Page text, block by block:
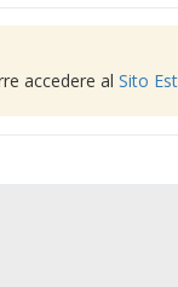
accedere al Sito